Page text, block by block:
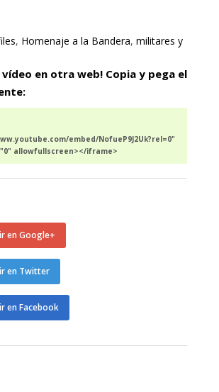
, Homenaje a la Bandera, militares y
en otra web! Copia y pega el
embed/NofueP9J2Uk?rel=0"
allowfullscreen></iframe>
en Google+
en Twitter
en Facebook